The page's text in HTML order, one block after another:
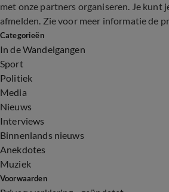
met onze partners organiseren. Je kunt
afmelden. Zie voor meer informatie de
Categorieën
In de Wandelgangen
Sport
Politiek
Media
Nieuws
Interviews
Binnenlands nieuws
Anekdotes
Muziek
Voorwaarden